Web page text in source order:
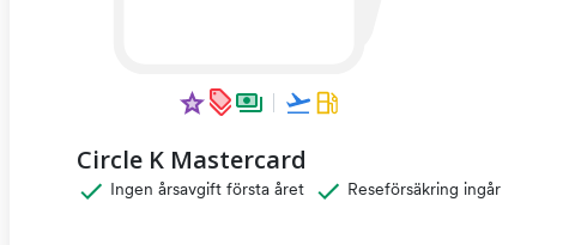
Circle K Mastercard
Ingen årsavgift första året Reseförsäkring ingår